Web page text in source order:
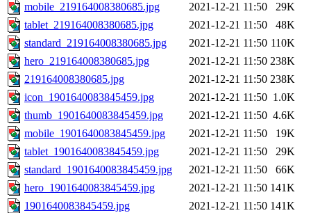
mobile_219164008380685.jpg 2021-12-21 11:50
29K
tablet_219164008380685.jpg
2021-12-21 11:50
48K
standard_219164008380685.jpg
2021-12-21 11:50 110K
hero_219164008380685.jpg
2021-12-21 11:50 238K
219164008380685.jpg
2021-12-21 11:50 238K
icon_1901640083845459.jpg
2021-12-21 11:50 1.0K
thumb_1901640083845459.jpg
2021-12-21 11:50 4.6K
mobile_1901640083845459.jpg
2021-12-21 11:50
19K
tablet_1901640083845459.jpg
2021-12-21 11:50
29K
standard_1901640083845459.jpg
2021-12-21 11:50
66K
hero_1901640083845459.jpg
2021-12-21 11:50 141K
1901640083845459.jpg
2021-12-21 11:50 141K